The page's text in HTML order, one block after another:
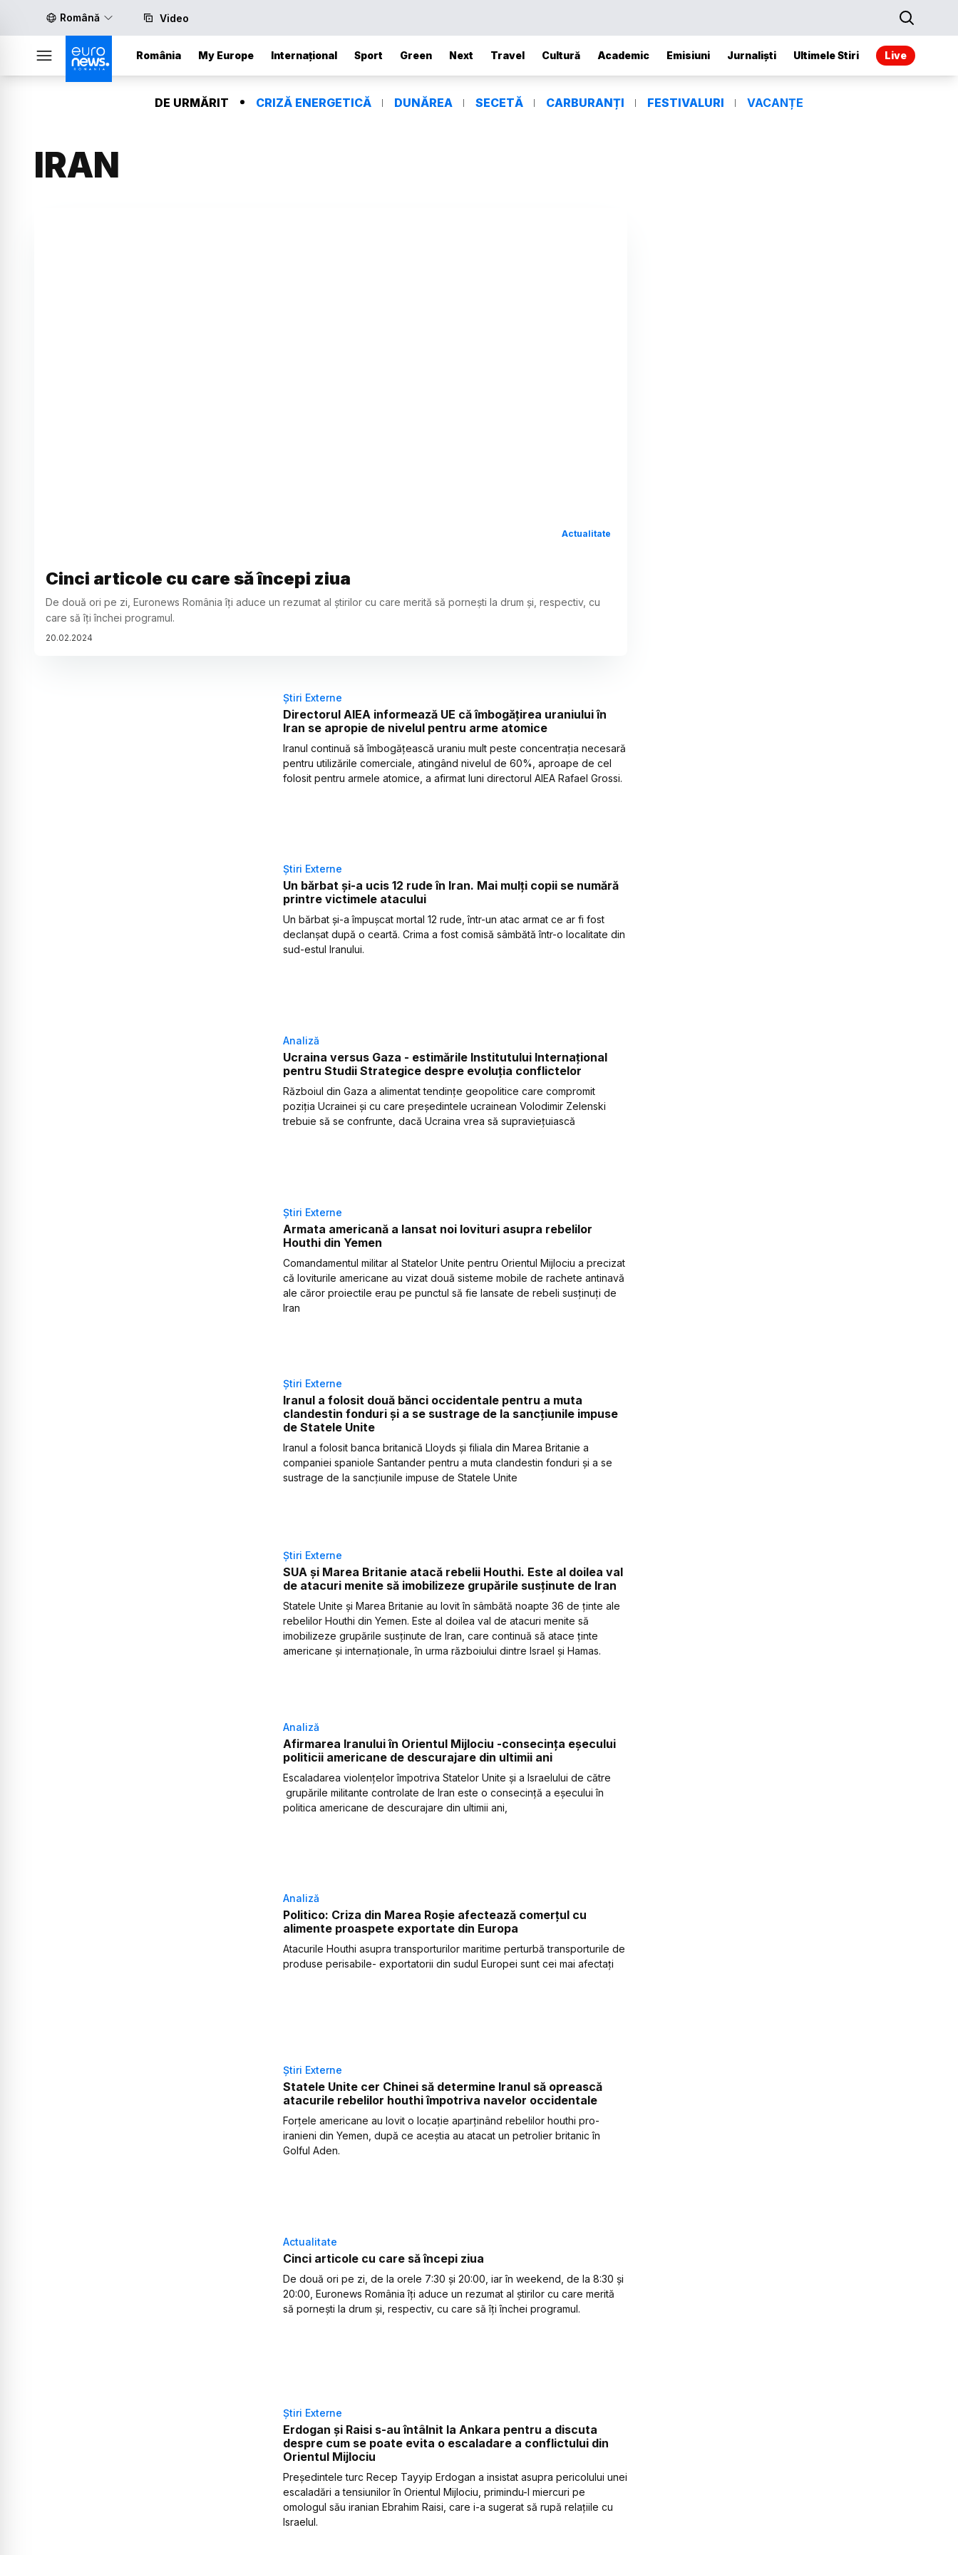
Română Video
România My Europe Internațional Sport Green Next Travel Cultură Academic Emisiuni Jurnaliști Ultimele Stiri Live
DE URMĂRIT CRIZĂ ENERGETICĂ DUNĂREA SECETĂ CARBURANȚI FESTIVALURI VACANȚE
IRAN
Actualitate
Cinci articole cu care să începi ziua
De două ori pe zi, Euronews România îți aduce un rezumat al știrilor cu care merită să pornești la drum și, respectiv, cu
care să îți închei programul.
20.02.2024
Știri Externe
Directorul AIEA informează UE că îmbogăţirea uraniului în
Iran se apropie de nivelul pentru arme atomice
Iranul continuă să îmbogăţească uraniu mult peste concentraţia necesară
pentru utilizările comerciale, atingând nivelul de 60%, aproape de cel
folosit pentru armele atomice, a afirmat luni directorul AIEA Rafael Grossi.
Știri Externe
Un bărbat și-a ucis 12 rude în Iran. Mai mulți copii se numără
printre victimele atacului
Un bărbat și-a împușcat mortal 12 rude, într-un atac armat ce ar fi fost
declanșat după o ceartă. Crima a fost comisă sâmbătă într-o localitate din
sud-estul Iranului.
Analiză
Ucraina versus Gaza - estimările Institutului Internațional
pentru Studii Strategice despre evoluția conflictelor
Războiul din Gaza a alimentat tendințe geopolitice care compromit
poziția Ucrainei și cu care președintele ucrainean Volodimir Zelenski
trebuie să se confrunte, dacă Ucraina vrea să supraviețuiască
Știri Externe
Armata americană a lansat noi lovituri asupra rebelilor
Houthi din Yemen
Comandamentul militar al Statelor Unite pentru Orientul Mijlociu a precizat
că loviturile americane au vizat două sisteme mobile de rachete antinavă
ale căror proiectile erau pe punctul să fie lansate de rebeli susținuți de
Iran
Știri Externe
Iranul a folosit două bănci occidentale pentru a muta
clandestin fonduri și a se sustrage de la sancțiunile impuse
de Statele Unite
Iranul a folosit banca britanică Lloyds și filiala din Marea Britanie a
companiei spaniole Santander pentru a muta clandestin fonduri și a se
sustrage de la sancțiunile impuse de Statele Unite
Știri Externe
SUA și Marea Britanie atacă rebelii Houthi. Este al doilea val
de atacuri menite să imobilizeze grupările susținute de Iran
Statele Unite și Marea Britanie au lovit în sâmbătă noapte 36 de ținte ale
rebelilor Houthi din Yemen. Este al doilea val de atacuri menite să
imobilizeze grupările susținute de Iran, care continuă să atace ținte
americane și internaționale, în urma războiului dintre Israel și Hamas.
Analiză
Afirmarea Iranului în Orientul Mijlociu -consecința eșecului
politicii americane de descurajare din ultimii ani
Escaladarea violențelor împotriva Statelor Unite și a Israelului de către
grupările militante controlate de Iran este o consecință a eșecului în
politica americane de descurajare din ultimii ani,
Analiză
Politico: Criza din Marea Roșie afectează comerțul cu
alimente proaspete exportate din Europa
Atacurile Houthi asupra transporturilor maritime perturbă transporturile de
produse perisabile- exportatorii din sudul Europei sunt cei mai afectați
Știri Externe
Statele Unite cer Chinei să determine Iranul să oprească
atacurile rebelilor houthi împotriva navelor occidentale
Forțele americane au lovit o locație aparținând rebelilor houthi pro-
iranieni din Yemen, după ce aceștia au atacat un petrolier britanic în
Golful Aden.
Actualitate
Cinci articole cu care să începi ziua
De două ori pe zi, de la orele 7:30 și 20:00, iar în weekend, de la 8:30 și
20:00, Euronews România îți aduce un rezumat al știrilor cu care merită
să pornești la drum și, respectiv, cu care să îți închei programul.
Știri Externe
Erdogan şi Raisi s-au întâlnit la Ankara pentru a discuta
despre cum se poate evita o escaladare a conflictului din
Orientul Mijlociu
Preşedintele turc Recep Tayyip Erdogan a insistat asupra pericolului unei
escaladări a tensiunilor în Orientul Mijlociu, primindu-l miercuri pe
omologul său iranian Ebrahim Raisi, care i-a sugerat să rupă relaţiile cu
Israelul.